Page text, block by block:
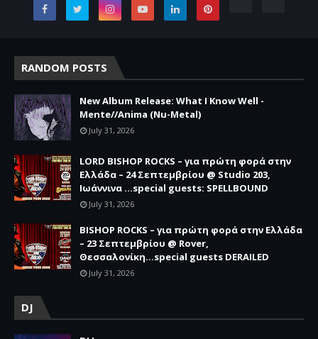
RANDOM POSTS
New Album Release: What I Know Well -
Mente//Anima (Nu-Metal)
July 31, 2026
LORD BISHOP ROCKS – για πρώτη φορά στην
Ελλάδα – 24 Σεπτεμβρίου @ Studio 203,
Ιωάννινα …special guests: SPELLBOUND
July 31, 2026
BISHOP ROCKS – για πρώτη φορά στην Ελλάδα
– 23 Σεπτεμβρίου @ Rover,
Θεσσαλονίκη...special guests DERAILED
July 31, 2026
DJ